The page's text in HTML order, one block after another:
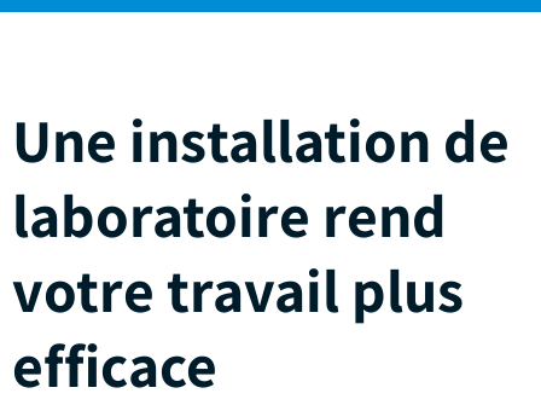
Une installation de
laboratoire rend
votre travail plus
efficace